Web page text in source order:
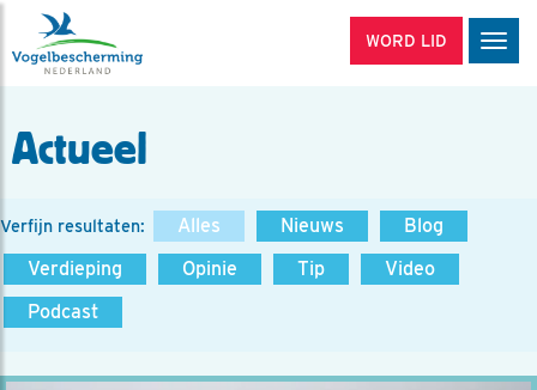
WORD LID
Actueel
Verfijn resultaten: Alles Nieuws
Blog
Verdieping
Opinie Tip
Video
Podcast